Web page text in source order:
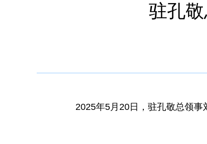
驻孔
2025年5月20日，驻孔敬总领事